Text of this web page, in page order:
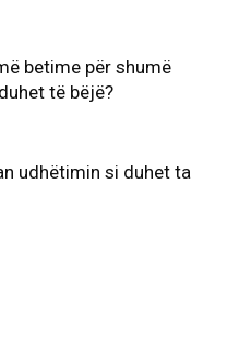
betime për shumë
të bëjë?
udhëtimin si duhet ta